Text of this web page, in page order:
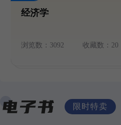
经济学
浏览数：3092 收藏数：20
限时特卖